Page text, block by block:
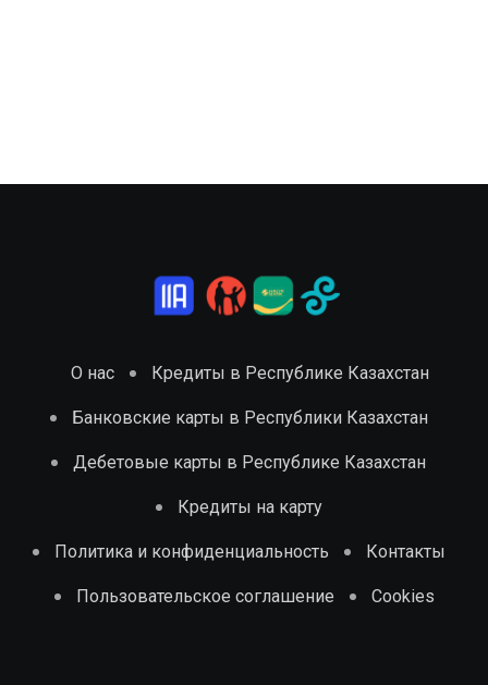
О нас Кредиты в Республике Казахстан
Банковские карты в Республики Казахстан
Дебетовые карты в Республике Казахстан
Кредиты на карту
Политика и конфиденциальность Контакты
Пользовательское соглашение Cookies